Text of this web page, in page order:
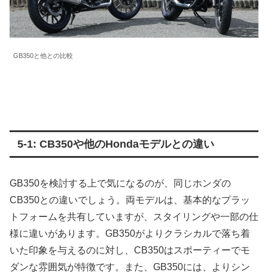
GB350と他との比較
5-1: CB350や他のHondaモデルとの違い
GB350を検討する上で気になるのが、同じホンダの
CB350との違いでしょう。両モデルは、基本的なプラッ
トフォームを共有していますが、スタイリングや一部の仕
様に違いがあります。GB350がよりクラシカルで落ち着
いた印象を与えるのに対し、CB350はスポーティーでモ
ダンな雰囲気が特徴です。また、GB350には、よりシン